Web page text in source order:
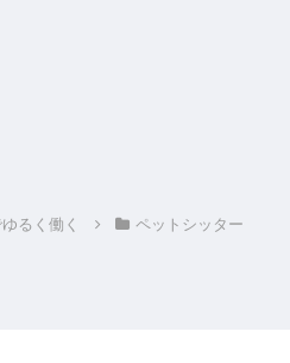
るく働く ペットシッター